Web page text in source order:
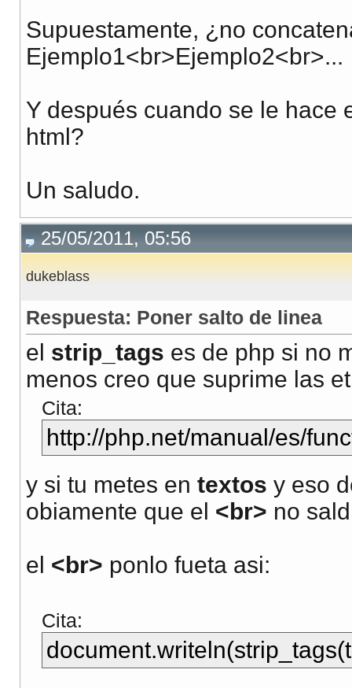
Supuestamente, ¿no
Ejemplo1<br>Ejemplo2<br>...
Y después cuando se le hace
html?
Un saludo.
25/05/2011, 05:56
dukeblass
Respuesta: Poner salto de linea
el strip_tags es de php si no
menos creo que suprime las
Cita:
http://php.net/manual/es/
y si tu metes en textos y eso
obiamente que el <br> no
el <br> ponlo fueta asi:
Cita: